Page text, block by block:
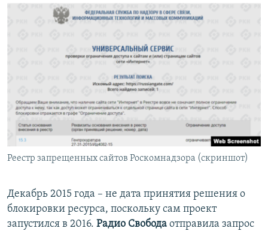
Реестр запрещенных сайтов Роскомнадзора (скриншот)
Декабрь 2015 года – не дата принятия решения о
блокировки ресурса, поскольку сам проект
запустился в 2016. Радио Свобода отправила запрос